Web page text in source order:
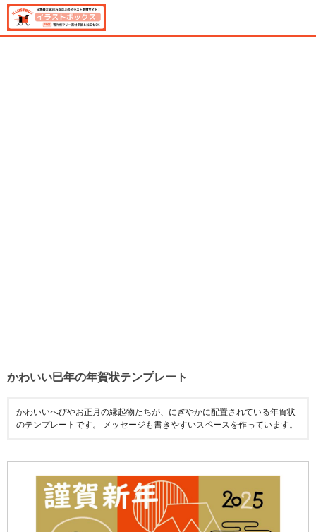
かわいい巳年の年賀状テンプレート
かわいいへびやお正月の縁起物たちが、にぎやかに配置されている年賀状
のテンプレートです。 メッセージも書きやすいスペースを作っています。